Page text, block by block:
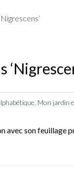
Mon jardin
son feuillage